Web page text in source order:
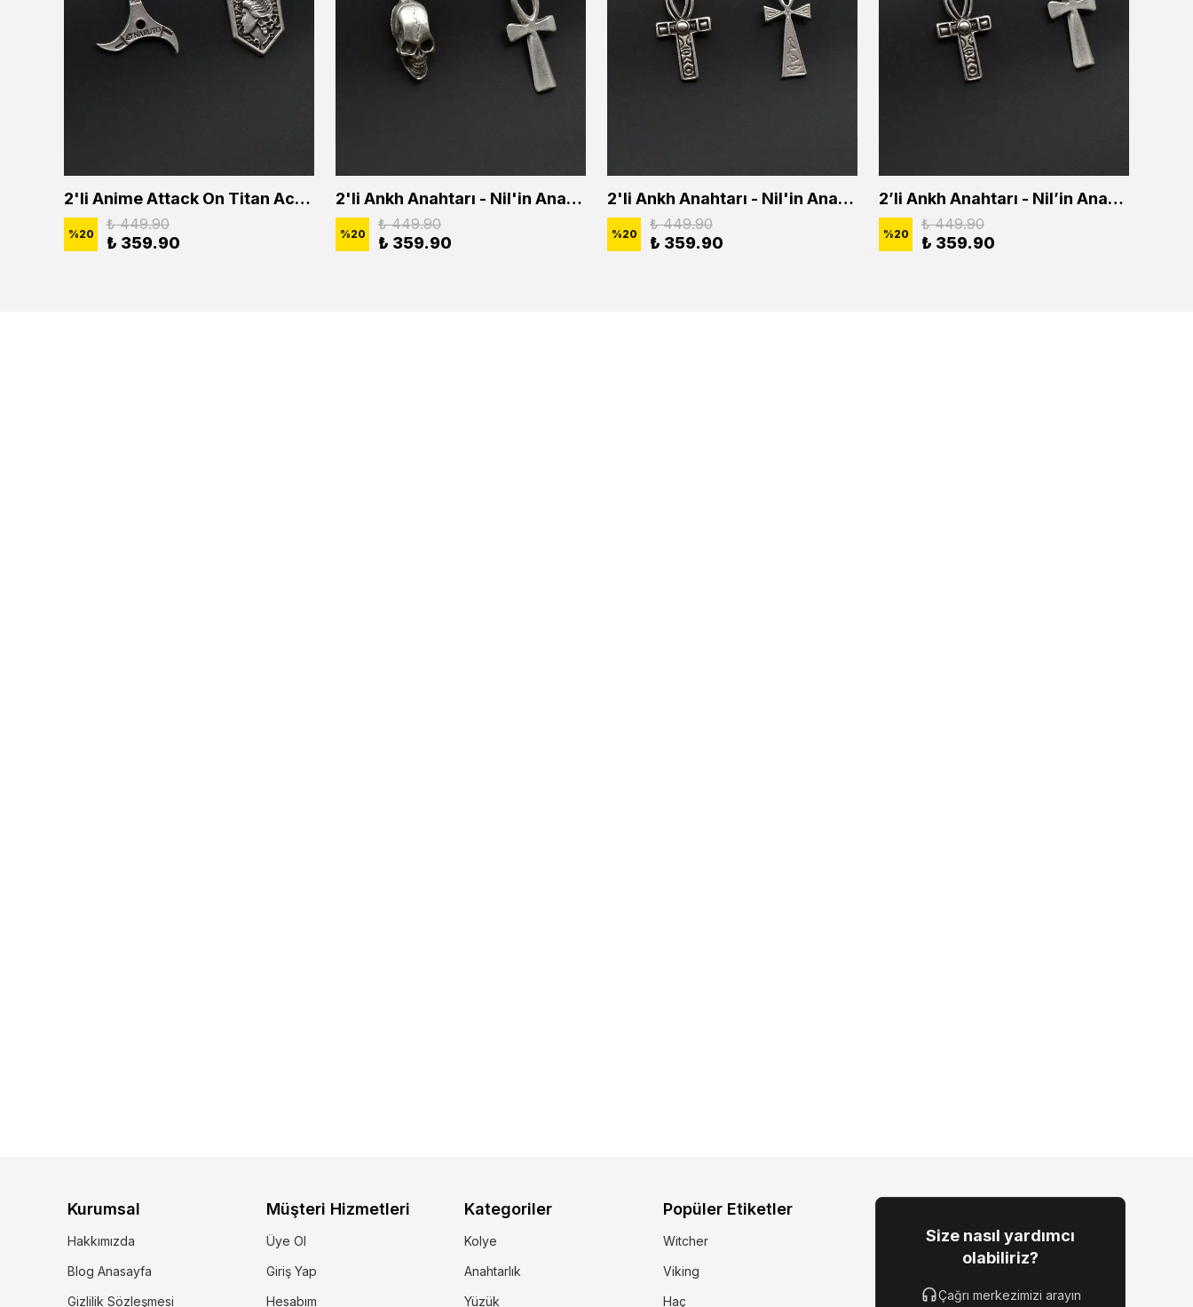
2'li Anime Attack On Titan Acrylic Maria Anime Naruto Erkek Kadın Kolye Seti
%20
₺ 449.90
₺ 359.90
2'li Ankh Anahtarı - Nil'in Anahtarı - Kuru Kafa Erkek Kadın Kolye Seti
%20
₺ 449.90
₺ 359.90
2'li Ankh Anahtarı - Nil'in Anahtarı Erkek Kadın Kolye Seti
%20
₺ 449.90
₺ 359.90
2’li Ankh Anahtarı - Nil’in Anahtarı Erkek Kadın Kolye Seti
%20
₺ 449.90
₺ 359.90
Kurumsal
Hakkımızda
Blog Anasayfa
Gizlilik Sözleşmesi
Müşteri Hizmetleri
Üye Ol
Giriş Yap
Hesabım
Kategoriler
Kolye
Anahtarlık
Yüzük
Popüler Etiketler
Witcher
Viking
Haç
Size nasıl yardımcı
olabiliriz?
Çağrı merkezimizi arayın